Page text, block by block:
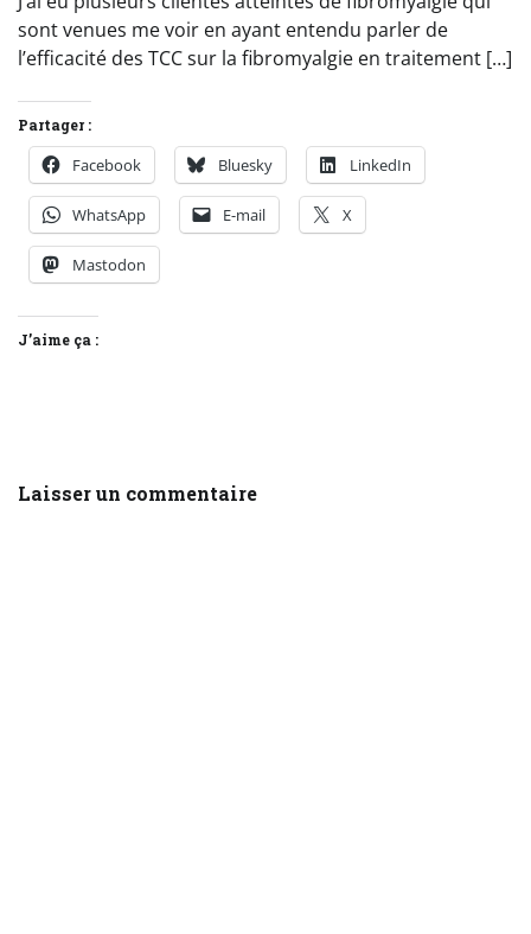
sont venues me voir en ayant entendu parler de
l’efficacité des TCC sur la fibromyalgie en traitement […]
Partager :
Facebook Bluesky LinkedIn
WhatsApp E-mail X
Mastodon
J’aime ça :
Laisser un commentaire